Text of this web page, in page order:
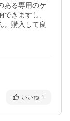
ある専用のケ
きますし、
。購入して良
いいね 1